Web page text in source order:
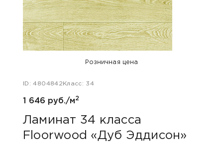
Розничная цена
ID: 4804842 Класс: 34
1 646 руб./м2
Ламинат 34 класса
Floorwood «Дуб Эддисон»